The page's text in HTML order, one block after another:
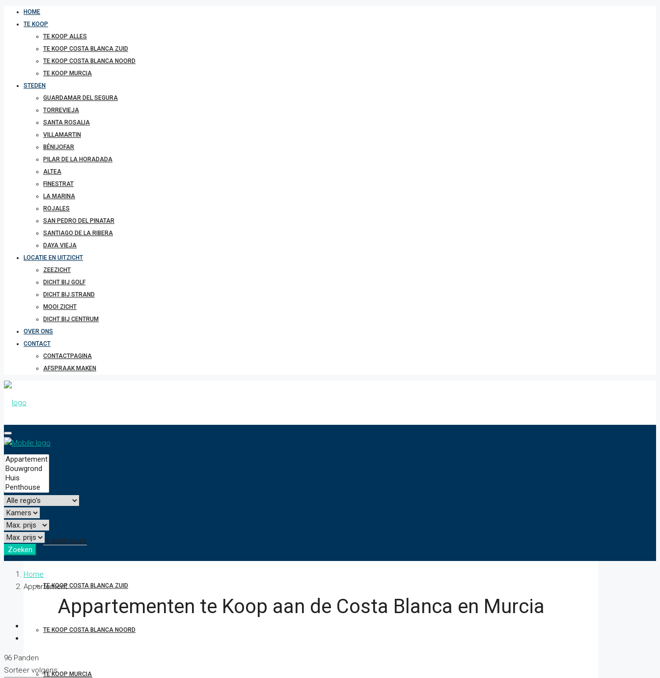
HOME
TE KOOP
TE KOOP ALLES
TE KOOP COSTA BLANCA ZUID
TE KOOP COSTA BLANCA NOORD
TE KOOP MURCIA
STEDEN
GUARDAMAR DEL SEGURA
TORREVIEJA
SANTA ROSALIA
VILLAMARTIN
BÉNIJOFAR
PILAR DE LA HORADADA
ALTEA
FINESTRAT
LA MARINA
ROJALES
SAN PEDRO DEL PINATAR
SANTIAGO DE LA RIBERA
DAYA VIEJA
LOCATIE EN UITZICHT
ZEEZICHT
DICHT BIJ GOLF
DICHT BIJ STRAND
MOOI ZICHT
DICHT BIJ CENTRUM
OVER ONS
CONTACT
CONTACTPAGINA
AFSPRAAK MAKEN
HOME
TE KOOP
TE KOOP ALLES
TE KOOP COSTA BLANCA ZUID
TE KOOP COSTA BLANCA NOORD
TE KOOP MURCIA
Zoeken
Home
Appartement
Appartementen te Koop aan de Costa Blanca en Murcia
96 Panden
Sorteer volgens: